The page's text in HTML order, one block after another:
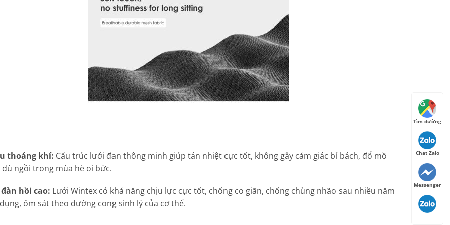
thoáng khí: Cấu trúc lưới đan thông minh giúp tản nhiệt cực tốt, không gây cảm giác bí bách, đổ mồ
dù ngồi trong mùa hè oi bức.
hồi cao: Lưới Wintex có khả năng chịu lực cực tốt, chống co giãn, chống chùng nhão sau nhiều năm
ôm sát theo đường cong sinh lý của cơ thể.
Tìm đường
Chat Zalo
Messenger